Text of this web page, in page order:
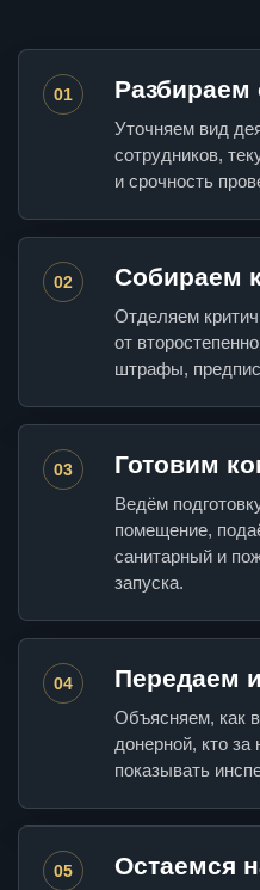
01 Разбираем
Уточняем вид
сотрудников,
и срочность
02 Собираем
Отделяем
от
штрафы,
03 Готовим
Ведём
помещение,
санитарный и
запуска.
04 Передаем
Объясняем, как
донерной, кто за
показывать
05 Остаемся